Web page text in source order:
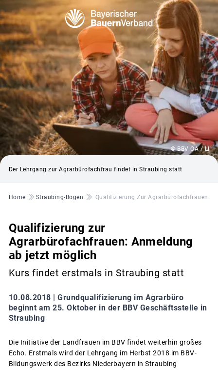
© BBV OA / LI
Der Lehrgang zur Agrarbürofachfrau findet in Straubing statt
Pfadnavigation
Home Straubing-Bogen Qualifizierung Zur Agrarbürofachfrauen:
Qualifizierung zur
Agrarbürofachfrauen: Anmeldung
ab jetzt möglich
Kurs findet erstmals in Straubing statt
10.08.2018 | Grundqualifizierung im Agrarbüro
beginnt am 25. Oktober in der BBV Geschäftsstelle in
Straubing
Die Initiative der Landfrauen im BBV findet weiterhin großes
Echo. Erstmals wird der Lehrgang im Herbst 2018 im BBV-
Bildungswerk des Bezirks Niederbayern in Straubing